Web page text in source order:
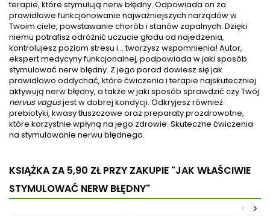
twojego mózgu! Ćwiczenia
aerobowe dosłownie
przebudowują mózg dla
uzyskania jego maksymalnej
wydajności. Odkryj,...
tych dolegliwości często tkwi
w twoich mitochondriach,
czyli centrach
energetycznych twoich
komórek....
terapie, które stymulują nerw błędny. Odpowiada on za
prawidłowe funkcjonowanie najważniejszych narządów w
Twoim ciele, powstawanie chorób i stanów zapalnych. Dzięki
niemu potrafisz odróżnić uczucie głodu od najedzenia,
kontrolujesz poziom stresu i… tworzysz wspomnienia! Autor,
ekspert medycyny funkcjonalnej, podpowiada w jaki sposób
stymulować nerw błędny. Z jego porad dowiesz się jak
prawidłowo oddychać, które ćwiczenia i terapie najskuteczniej
aktywują nerw błędny, a także w jaki sposób sprawdzić czy Twój
nervus vagusjest w dobrej kondycji. Odkryjesz również
prebiotyki, kwasy tłuszczowe oraz preparaty prozdrowotne,
które korzystnie wpłyną na jego zdrowie. Skuteczne ćwiczenia
na stymulowanie nerwu błędnego.
KSIĄŻKA ZA 5,90 ZŁPRZY ZAKUPIE "JAK WŁAŚCIWIE
STYMULOWAĆ NERW BŁĘDNY"
>
<